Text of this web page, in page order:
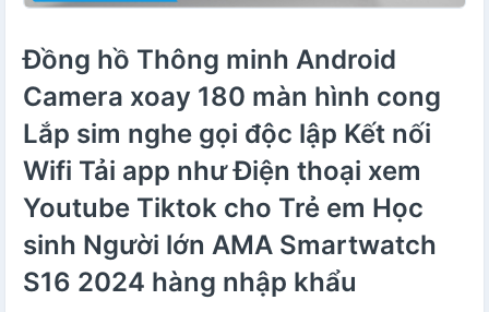
Đồng hồ Thông minh Android
Camera xoay 180 màn hình cong
Lắp sim nghe gọi độc lập Kết nối
Wifi Tải app như Điện thoại xem
Youtube Tiktok cho Trẻ em Học
sinh Người lớn AMA Smartwatch
S16 2024 hàng nhập khẩu